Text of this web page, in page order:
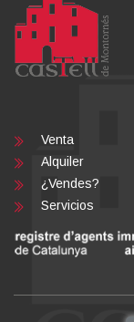
Venta
Alquiler
¿Vendes?
Servicios